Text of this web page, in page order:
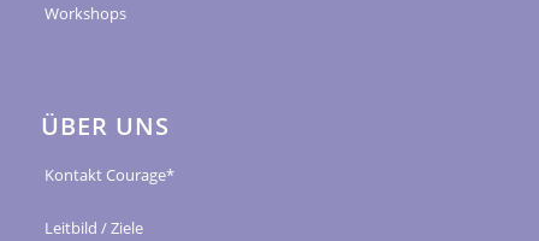
Workshops
ÜBER UNS
Kontakt Courage*
Leitbild / Ziele